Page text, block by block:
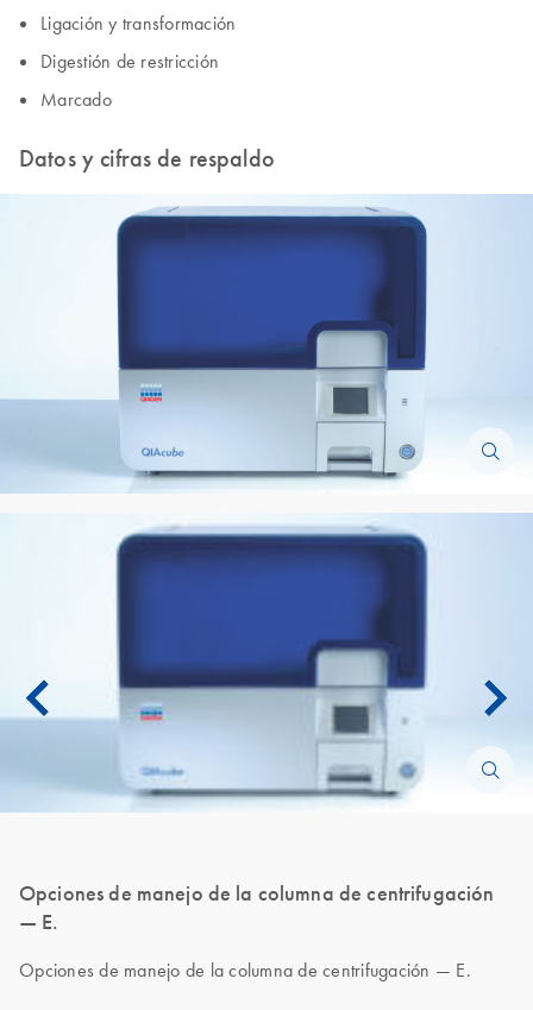
Ligación y transformación
Digestión de restricción
Marcado
Datos y cifras de respaldo
Opciones de manejo de la columna de centrifugación
— E.
Opciones de manejo de la columna de centrifugación — E.